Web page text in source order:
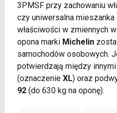
3PMSF przy zachowaniu
czy uniwersalna mieszanka
właściwości w zmiennych
opona marki Michelin
samochodów osobowych.
potwierdzają między
(oznaczenie XL) oraz
92(do 630 kg na oponę).